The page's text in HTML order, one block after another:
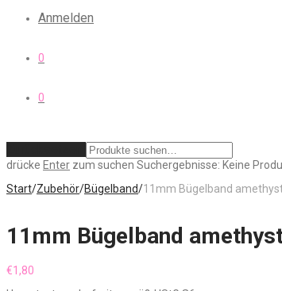
Anmelden
0
0
drücke Enter zum suchen Suchergebnisse: Keine
Start/Zubehör/Bügelband/11mm Bügelband
11mm Bügelband
€1,80